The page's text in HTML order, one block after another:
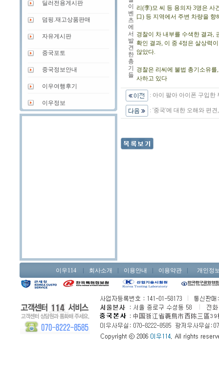
딜러전용게시판
덤핑.재고상품판매
자유게시판
중국포토
중국정보안내
이우여행후기
이우정보
이
벤
츠
에
서
발
견
한
총
기
들
리(李)모 씨 등 용의자 3명은 사
口) 등 지역에서 주변 차량을 향
경찰이 차 내부를 수색한 결과,
확인 결과, 이 중 4정은 살상력
않았다.
경찰은 리씨에 불법 총기소유
사하고 있다
: 아이 팔아 아이폰 구입한
: '중국'에 대한 오해와 편
이우114 회사소개 이용안내 이용약관 개인정